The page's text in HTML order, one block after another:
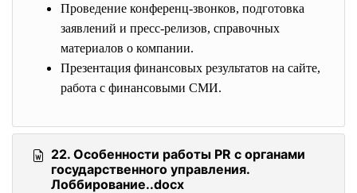
Проведение конференц-звонков, подготовка
заявлений и пресс-релизов, справочных
материалов о компании.
Презентация финансовых результатов на сайте,
работа с финансовыми СМИ.
22. Особенности работы PR с органами
государственного управления.
Лоббирование..docx